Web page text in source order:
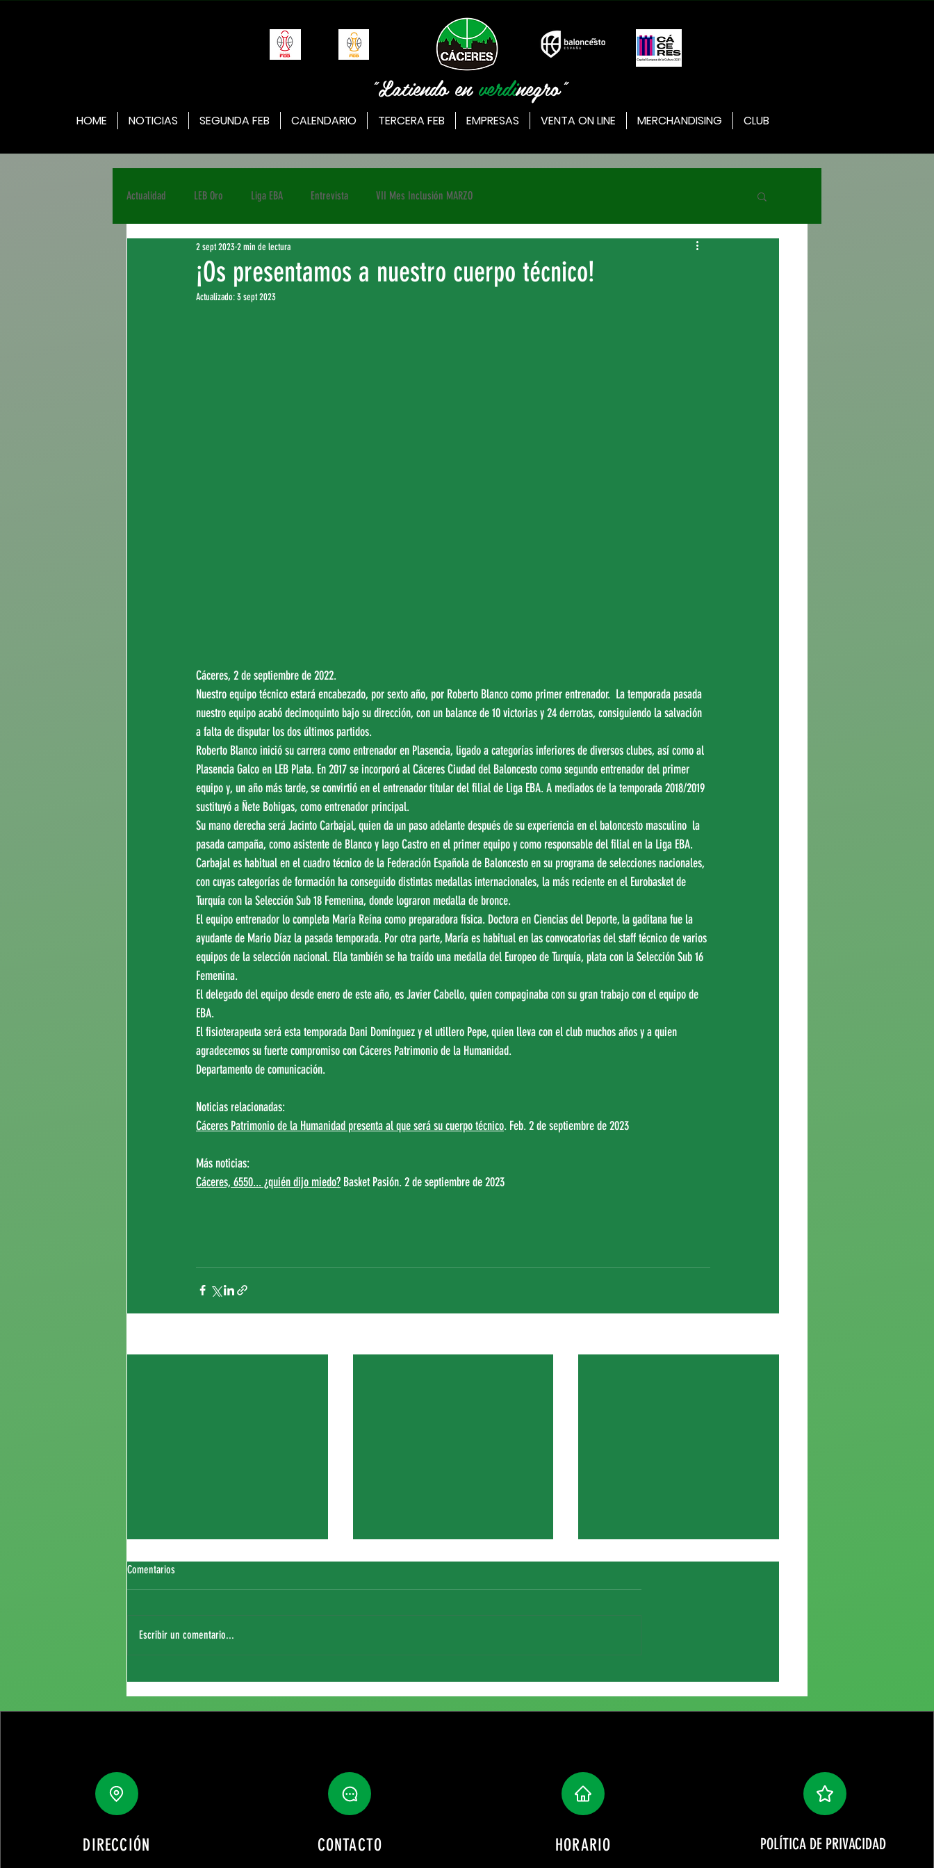
"Latiendo enverdinegro"
HOME NOTICIAS SEGUNDA FEB CALENDARIO TERCERA FEB EMPRESAS VENTA ON LINE MERCHANDISING CLUB
Actualidad LEB Oro Liga EBA Entrevista VII Mes Inclusión MARZO
¡Os presentamos a nuestro cuerpo técnico!
2 sept 20232 min de lectura
Actualizado:3 sept 2023
Cáceres, 2 de septiembre de 2022.
Nuestro equipo técnico estará encabezado, por sexto año, por Roberto Blanco como primer entrenador.  La temporada pasada
nuestro equipo acabó decimoquinto bajo su dirección, con un balance de 10 victorias y 24 derrotas, consiguiendo la salvación
a falta de disputar los dos últimos partidos.
Roberto Blanco inició su carrera como entrenador en Plasencia, ligado a categorías inferiores de diversos clubes, así como al
Plasencia Galco en LEB Plata. En 2017 se incorporó al Cáceres Ciudad del Baloncesto como segundo entrenador del primer
equipo y, un año más tarde, se convirtió en el entrenador titular del filial de Liga EBA. A mediados de la temporada 2018/2019
sustituyó a Ñete Bohigas, como entrenador principal.
Su mano derecha será Jacinto Carbajal, quien da un paso adelante después de su experiencia en el baloncesto masculino  la
pasada campaña, como asistente de Blanco y Iago Castro en el primer equipo y como responsable del filial en la Liga EBA.
Carbajal es habitual en el cuadro técnico de la Federación Española de Baloncesto en su programa de selecciones nacionales,
con cuyas categorías de formación ha conseguido distintas medallas internacionales, la más reciente en el Eurobasket de
Turquía con la Selección Sub 18 Femenina, donde lograron medalla de bronce.
El equipo entrenador lo completa María Reína como preparadora física. Doctora en Ciencias del Deporte, la gaditana fue la
ayudante de Mario Díaz la pasada temporada. Por otra parte, María es habitual en las convocatorias del staff técnico de varios
equipos de la selección nacional. Ella también se ha traído una medalla del Europeo de Turquía, plata con la Selección Sub 16
Femenina.
El delegado del equipo desde enero de este año, es Javier Cabello, quien compaginaba con su gran trabajo con el equipo de
EBA.
El fisioterapeuta será esta temporada Dani Domínguez y el utillero Pepe, quien lleva con el club muchos años y a quien
agradecemos su fuerte compromiso con Cáceres Patrimonio de la Humanidad.
Departamento de comunicación.
Noticias relacionadas:
Cáceres Patrimonio de la Humanidad presenta al que será su cuerpo técnico. Feb. 2 de septiembre de 2023
Más noticias:
Cáceres, 6550... ¿quién dijo miedo? Basket Pasión. 2 de septiembre de 2023
Fichaje de Thierry Sagna
Comentarios
Escribir un comentario...
DIRECCIÓN CONTACTO HORARIO POLÍTICA DE PRIVACIDAD